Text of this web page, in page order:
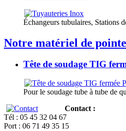
Échangeurs tubulaires, Stations
Notre matériel de pointe
Tête de soudage TIG
Pour le soudage tube à tube de
Contact :
Tél : 05 45 32 04 67
Port : 06 71 49 35 15